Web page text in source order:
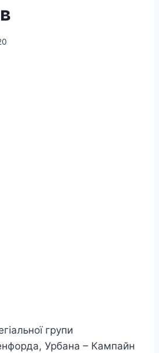
групи
Урбана – Кампайн